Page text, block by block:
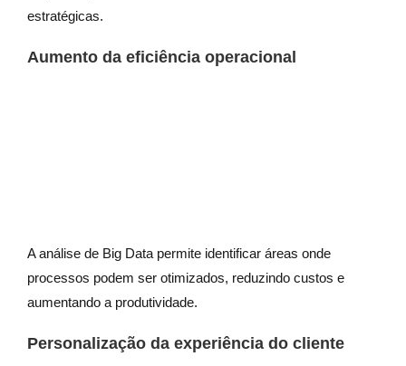
estratégicas.
Aumento da eficiência operacional
A análise de Big Data permite identificar áreas onde
processos podem ser otimizados, reduzindo custos e
aumentando a produtividade.
Personalização da experiência do cliente